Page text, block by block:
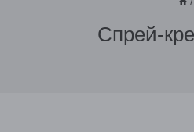
/
Спрей-